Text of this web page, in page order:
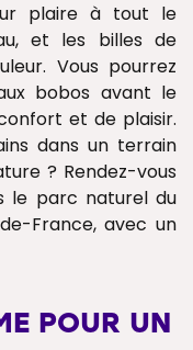
plaire à tout le
et les billes de
Vous pourrez
bobos avant le
et de plaisir.
dans un terrain
? Rendez-vous
le parc naturel du
France, avec un
POUR UN